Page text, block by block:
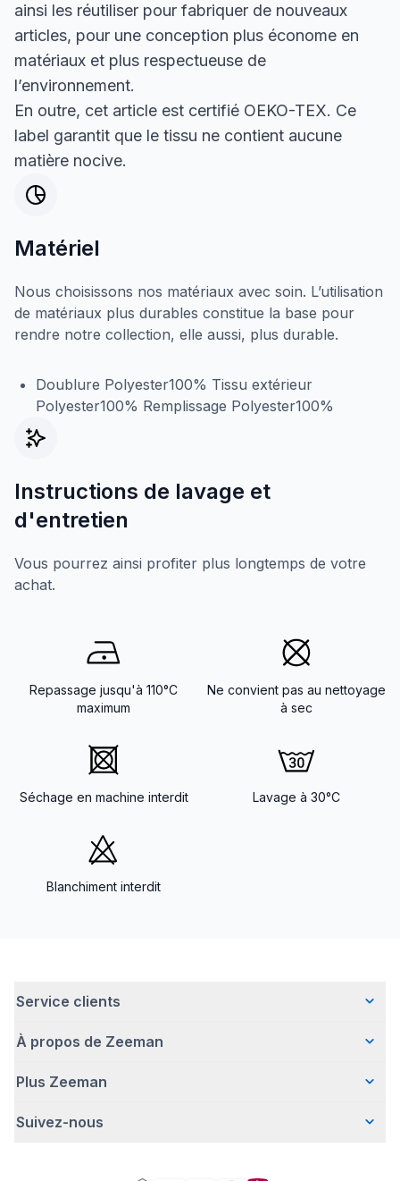
ainsi les réutiliser pour fabriquer de nouveaux
articles, pour une conception plus économe en
matériaux et plus respectueuse de
l’environnement.
En outre, cet article est certifié OEKO-TEX. Ce
label garantit que le tissu ne contient aucune
matière nocive.
Matériel
Nous choisissons nos matériaux avec soin. L’utilisation
de matériaux plus durables constitue la base pour
rendre notre collection, elle aussi, plus durable.
Doublure Polyester100% Tissu extérieur
Polyester100% Remplissage Polyester100%
Instructions de lavage et
d'entretien
Vous pourrez ainsi profiter plus longtemps de votre
achat.
Repassage jusqu'à 110°C
maximum
Ne convient pas au nettoyage
à sec
Séchage en machine interdit Lavage à 30°C
Blanchiment interdit
Service clients
Questions fréquentes
Livraison
Retour d'articles
À propos de Zeeman
Qui sommes-nous ?
Une entreprise responsable
Plus Zeeman
Communiqué de presse
Suivez-nous